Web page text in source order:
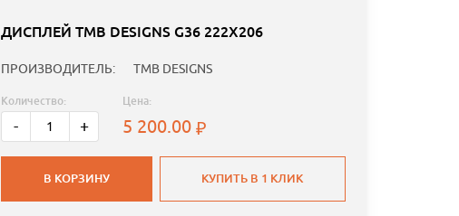
ДИСПЛЕЙ TMB DESIGNS G36 222Х206
ПРОИЗВОДИТЕЛЬ: TMB DESIGNS
Количество:
- +
Цена:
5 200.00
В КОРЗИНУ КУПИТЬ В 1 КЛИК